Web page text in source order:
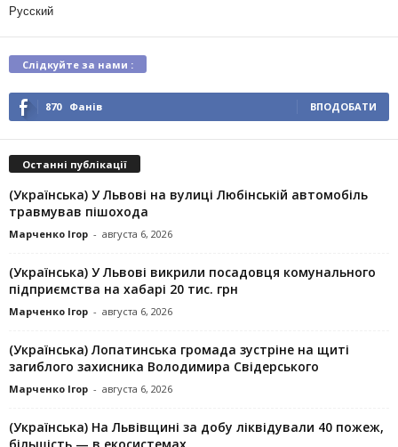
Русский
Слідкуйте за нами :
870 Фанів ВПОДОБАТИ
Останні публікації
(Українська) У Львові на вулиці Любінській автомобіль
травмував пішохода
Марченко Ігор - августа 6, 2026
(Українська) У Львові викрили посадовця комунального
підприємства на хабарі 20 тис. грн
Марченко Ігор - августа 6, 2026
(Українська) Лопатинська громада зустріне на щиті
загиблого захисника Володимира Свідерського
Марченко Ігор - августа 6, 2026
(Українська) На Львівщині за добу ліквідували 40 пожеж,
більшість — в екосистемах